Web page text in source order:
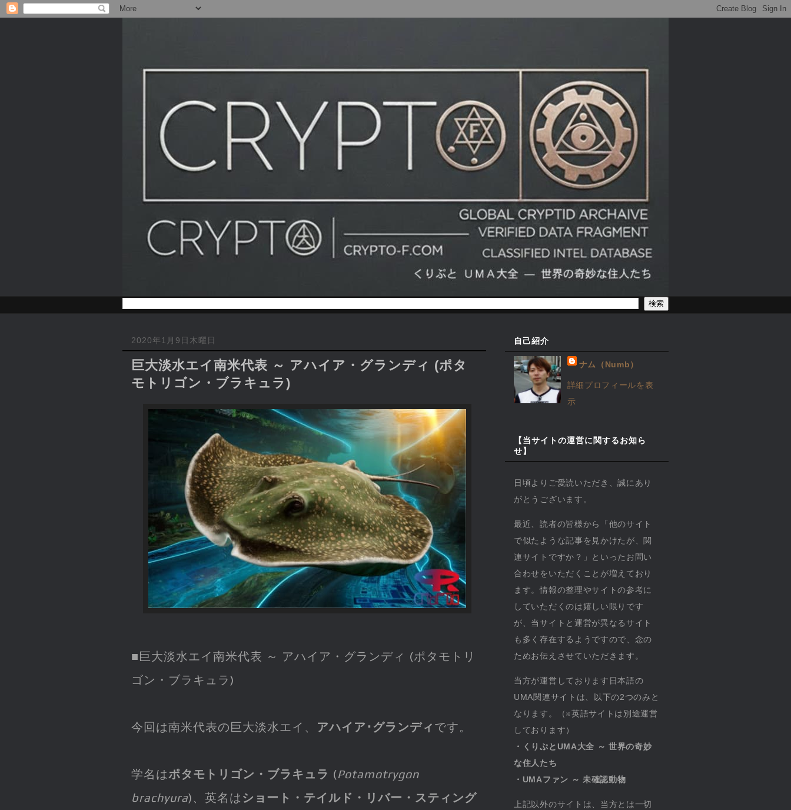
2020年1月9日木曜日
巨大淡水エイ南米代表 ～ アハイア・グランディ (ポタ
モトリゴン・ブラキュラ)
■巨大淡水エイ南米代表 ～ アハイア・グランディ (ポタモトリ
ゴン・ブラキュラ)
今回は南米代表の巨大淡水エイ、 アハイア･グランディ です。
学名はポタモトリゴン・ブラキュラ (Potamotrygon
brachyura)、英名は ショート・テイルド・リバー・スティング
自己紹介
ナム（Numb）
詳細プロフィールを表
示
【当サイトの運営に関するお知ら
せ】
日頃よりご愛読いただき、誠にあり
がとうございます。
最近、読者の皆様から「他のサイト
で似たような記事を見かけたが、関
連サイトですか？」といったお問い
合わせをいただくことが増えており
ます。情報の整理やサイトの参考に
していただくのは嬉しい限りです
が、当サイトと運営が異なるサイト
も多く存在するようですので、念の
ためお伝えさせていただきます。
当方が運営しております日本語の
UMA関連サイトは、以下の2つのみと
なります。（※英語サイトは別途運営
しております）
・くりぷとUMA大全 ～ 世界の奇妙
な住人たち
・UMAファン ～ 未確認動物
上記以外のサイトは、当方とは一切